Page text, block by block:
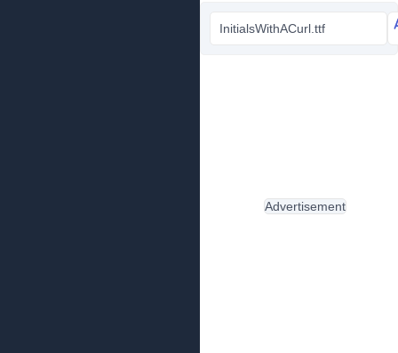
InitialsWithACurl.ttf
Advertisement